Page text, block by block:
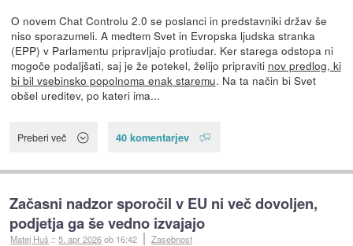
O novem Chat Controlu 2.0 se poslanci in predstavniki držav še
niso sporazumeli. A medtem Svet in Evropska ljudska stranka
(EPP) v Parlamentu pripravljajo protiudar. Ker starega odstopa ni
mogoče podaljšati, saj je že potekel, želijo pripraviti nov predlog, ki
bi bil vsebinsko popolnoma enak staremu. Na ta način bi Svet
obšel ureditev, po kateri ima...
Preberi več 40 komentarjev
Začasni nadzor sporočil v EU ni več dovoljen,
podjetja ga še vedno izvajajo
Matej Huš ::5. apr 2026ob 16:42 Zasebnost